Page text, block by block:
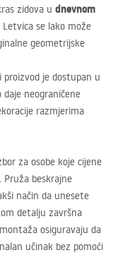
zidova u dnevnom
Letvica se lako može
geometrijske
proizvod je dostupan u
daje neograničene
razmjerima
za osobe koje cijene
beskrajne
način da unesete
detalju završna
osiguravaju da
učinak bez pomoći